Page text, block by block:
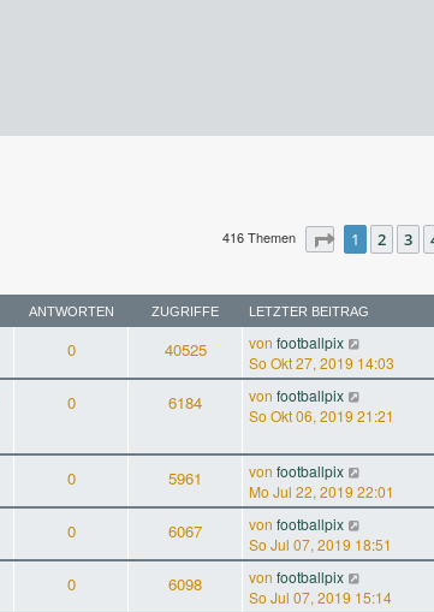
416 Themen Seite 1von
1 2 3
ANTWORTEN ZUGRIFFE LETZTER BEITRAG
0 40525 von footballpix
So Okt 27, 2019 14:03
0 6184 von footballpix
So Okt 06, 2019 21:21
0 5961 von footballpix
Mo Jul 22, 2019 22:01
0 6067 von footballpix
So Jul 07, 2019 18:51
0 6098 von footballpix
So Jul 07, 2019 15:14